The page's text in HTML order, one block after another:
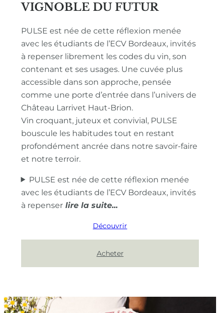
VIGNOBLE DU FUTUR
PULSE est née de cette réflexion menée
avec les étudiants de l’ECV Bordeaux, invités
à repenser librement les codes du vin, son
contenant et ses usages. Une cuvée plus
accessible dans son approche, pensée
comme une porte d’entrée dans l’univers de
Château Larrivet Haut-Brion.
Vin croquant, juteux et convivial, PULSE
bouscule les habitudes tout en restant
profondément ancrée dans notre savoir-faire
et notre terroir.
PULSE est née de cette réflexion menée
avec les étudiants de l’ECV Bordeaux, invités
à repenser
Découvrir
Acheter